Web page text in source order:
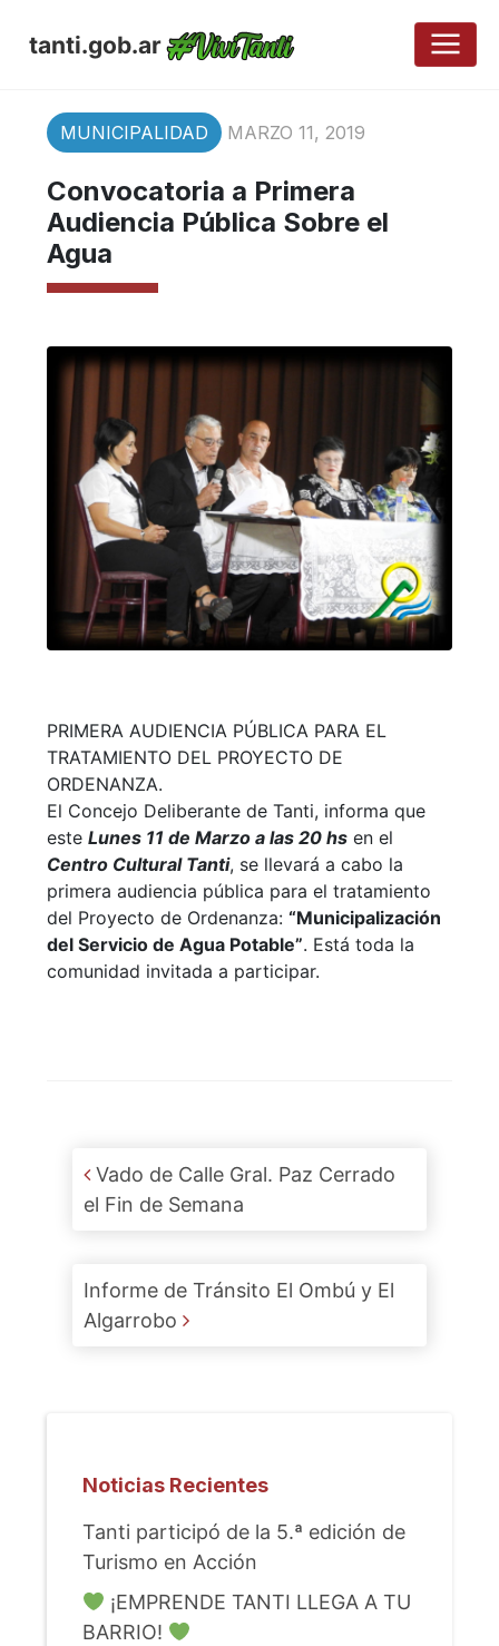
tanti.gob.ar
MUNICIPALIDAD MARZO 11, 2019
Convocatoria a Primera
Audiencia Pública Sobre el
Agua
PRIMERA AUDIENCIA PÚBLICA PARA EL
TRATAMIENTO DEL PROYECTO DE
ORDENANZA.
El Concejo Deliberante de Tanti, informa que
este Lunes 11 de Marzo a las 20 hsen el
Centro Cultural Tanti, se llevará a cabo la
primera audiencia pública para el tratamiento
del Proyecto de Ordenanza: “Municipalización
del Servicio de Agua Potable”. Está toda la
comunidad invitada a participar.
Post navigation
Vado de Calle Gral. Paz Cerrado
el Fin de Semana
Informe de Tránsito El Ombú y El
Algarrobo
Noticias Recientes
Tanti participó de la 5.ª edición de
Turismo en Acción
¡EMPRENDE TANTI LLEGA A TU
BARRIO!